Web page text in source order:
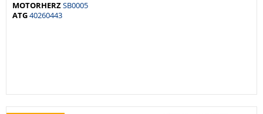
MOTORHERZSB0005
ATG40260443